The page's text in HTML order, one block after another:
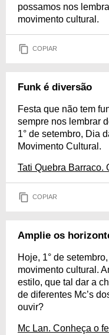
possamos nos
movimento cultural.
COPIAR
Funk é diversão
Festa que não tem
sempre nos lembrar
1° de setembro, Dia
Movimento Cultural.
Tati Quebra Barraco.
COPIAR
Amplie os
Hoje, 1° de
movimento cultural.
estilo, que tal dar a
de diferentes Mc’s
ouvir?
Mc Lan. Conheça o